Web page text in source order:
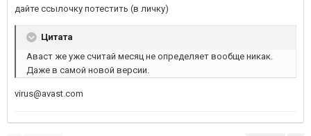
дайте ссылочку потестить (в личку)
Цитата
Аваст же уже считай месяц не определяет вообще никак.
Даже в самой новой версии.
virus@avast.com